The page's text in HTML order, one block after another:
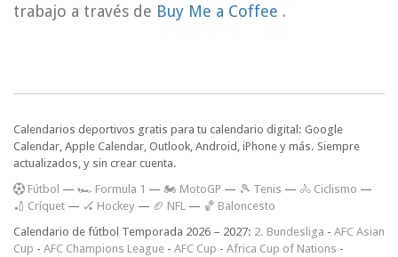
trabajo a través de Buy Me a Coffee .
Calendarios deportivos gratis para tu calendario digital: Google
Calendar, Apple Calendar, Outlook, Android, iPhone y más. Siempre
actualizados, y sin crear cuenta.
Fútbol — 🏎️ Formula 1 — 🏍 MotoGP — 🎾 Tenis — 🚴 Ciclismo —
🏏 Críquet — 🏑 Hockey — 🏈 NFL — 🏀 Baloncesto
Calendario de fútbol Temporada 2026 – 2027: 2. Bundesliga - AFC Asian
Cup - AFC Champions League - AFC Cup - Africa Cup of Nations -